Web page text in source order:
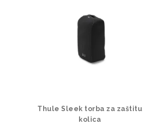
Thule Sleek torba za zaštitu
kolica